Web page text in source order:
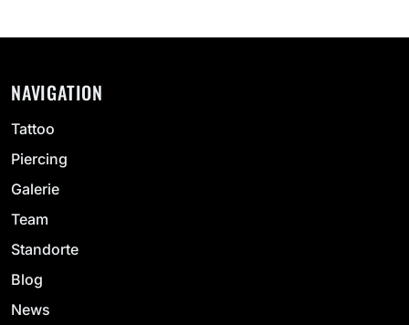
NAVIGATION
Tattoo
Piercing
Galerie
Team
Standorte
Blog
News